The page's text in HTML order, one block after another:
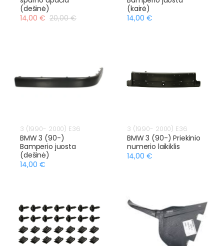
(dešinė)
14,00 € 20,00 €
(kairė)
14,00 €
3 (1990- 2000) E36
BMW 3 (90-)
Bamperio juosta
(dešinė)
14,00 €
3 (1990- 2000) E36
BMW 3 (90-) Priekinio
numerio laikiklis
14,00 €